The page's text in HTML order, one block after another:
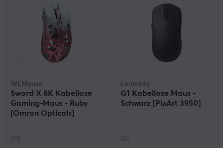
WLMouse
Sword X 8K Kabellose
Gaming-Maus - Ruby
[Omron Opticals]
(13)
Lemokey
G1 Kabellose Maus -
Schwarz [PixArt 3950]
(0)